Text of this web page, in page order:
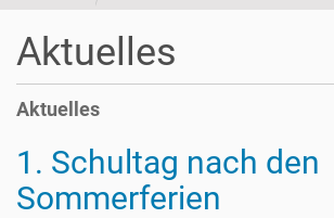
Aktuelles
Aktuelles
1. Schultag nach den
Sommerferien